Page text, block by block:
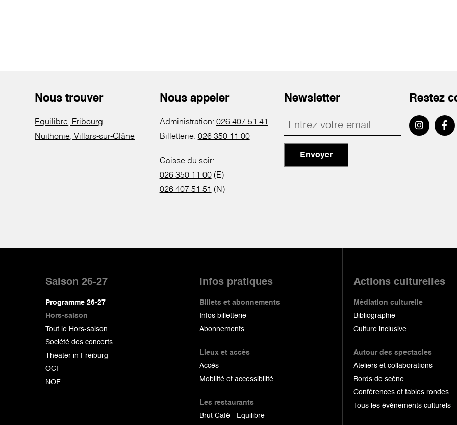
Nous trouver
Equilibre, Fribourg
Nuithonie, Villars-sur-Glâne
Nous appeler
Administration: 026 407 51 41
Billetterie: 026 350 11 00
Caisse du soir:
026 350 11 00(E)
026 407 51 51 (N)
Newsletter
Envoyer
Restez
Saison 26-27
Programme 26-27
Hors-saison
Tout le Hors-saison
Société des concerts
Theater in Freiburg
OCF
NOF
Infos pratiques
Billets et abonnements
Infos billetterie
Abonnements
Lieux et accès
Accès
Mobilité et accessibilité
Les restaurants
Brut Café - Equilibre
Actions culturelles
Médiation culturelle
Bibliographie
Culture inclusive
Autour des spectacles
Ateliers et collaborations
Bords de scène
Conférences et tables rondes
Tous les événements culturels